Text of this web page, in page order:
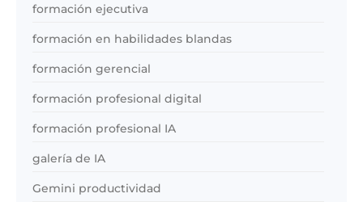
formación ejecutiva
formación en habilidades blandas
formación gerencial
formación profesional digital
formación profesional IA
galería de IA
Gemini productividad